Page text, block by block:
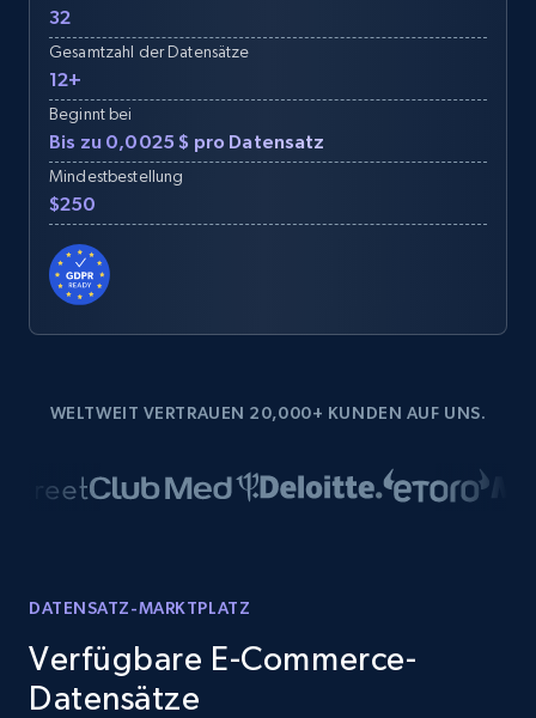
32
Gesamtzahl der Datensätze
12+
Beginnt bei
Bis zu 0,0025 $ pro Datensatz
Mindestbestellung
$250
WELTWEIT VERTRAUEN 20,000+ KUNDEN AUF UNS.
DATENSATZ-MARKTPLATZ
Verfügbare E-Commerce-
Datensätze